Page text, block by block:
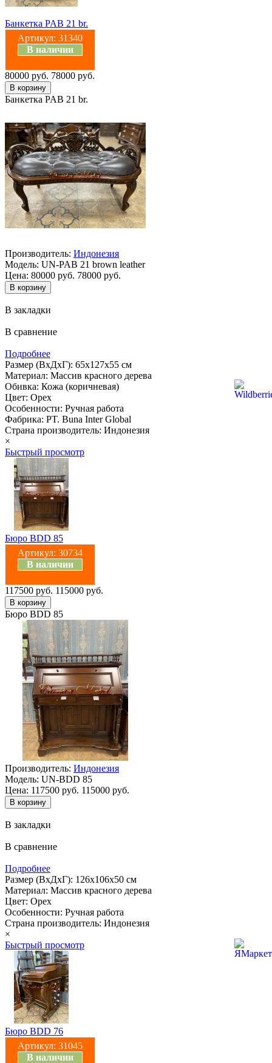
Банкетка PAB 21 br.
Артикул: 31340
В наличии
80000 руб. 78000 руб.
Банкетка PAB 21 br.
Производитель: Индонезия
Модель: UN-PAB 21 brown leather
Цена: 80000 руб. 78000 руб.
В закладки
В сравнение
Подробнее
Размер (ВхДхГ): 65х127х55 см
Материал: Массив красного дерева
Обивка: Кожа (коричневая)
Цвет: Орех
Особенности: Ручная работа
Фабрика: PT. Buna Inter Global
Страна производитель: Индонезия
×
Быстрый просмотр
Бюро BDD 85
Артикул: 30734
В наличии
117500 руб. 115000 руб.
Бюро BDD 85
Производитель: Индонезия
Модель: UN-BDD 85
Цена: 117500 руб. 115000 руб.
В закладки
В сравнение
Подробнее
Размер (ВхДхГ): 126х106х50 см
Материал: Массив красного дерева
Цвет: Орех
Особенности: Ручная работа
Страна производитель: Индонезия
×
Быстрый просмотр
Бюро BDD 76
Артикул: 31045
В наличии